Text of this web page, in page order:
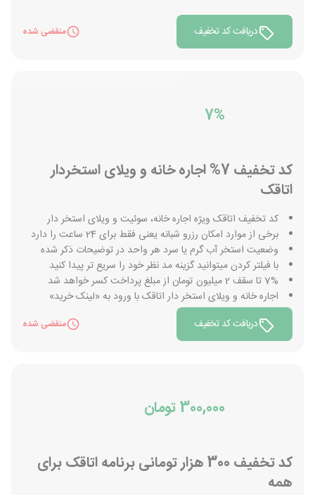
دریافت کد تخفیف منقضی شده
7%
کد تخفیف 7% اجاره خانه و ویلای استخردار
اتاقک
کد تخفیف اتاقک ویژه اجاره خانه، سوئیت و ویلای استخر دار
برخی از موارد امکان رزرو شبانه یعنی فقط برای 24 ساعت را دارد
وضعیت استخر آب گرم یا سرد هر واحد در توضیحات ذکر شده
با فیلتر کردن میتوانید گزینه مد نظر خود را سریع تر پیدا کنید
7% تا سقف 2 میلیون تومان از مبلغ پرداخت کسر خواهد شد
اجاره خانه و ویلای استخر دار اتاقک با ورود به «لینک خرید»
دریافت کد تخفیف
منقضی شده
300,000 تومان
کد تخفیف 300 هزار تومانی برنامه اتاقک برای
همه